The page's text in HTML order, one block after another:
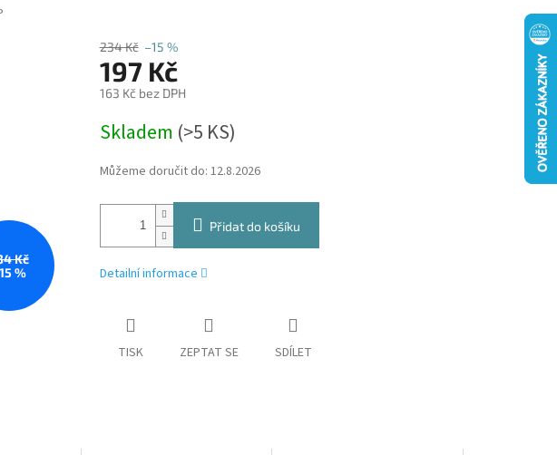
Kč
%
234 Kč –15 %
197 Kč
163 Kč bez DPH
cena:
Skladem (>5 KS)
Můžeme doručit do: 12.8.2026
Přidat do košíku
Detailní informace
TISK ZEPTAT SE SDÍLET